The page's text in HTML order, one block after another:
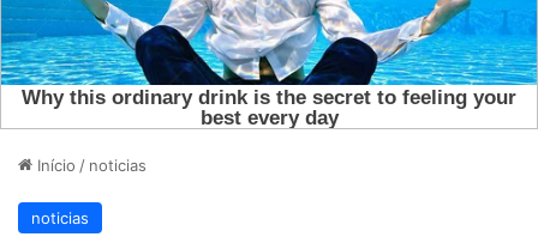
Início / noticias
noticias